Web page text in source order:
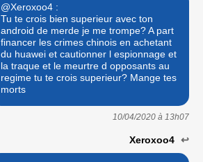
@Xeroxoo4 :
Tu te crois bien superieur avec ton
android de merde je me trompe? A part
financer les crimes chinois en achetant
du huawei et cautionner l espionnage et
la traque et le meurtre d opposants au
regime tu te crois superieur? Mange tes
morts
10/04/2020 à 13h07
Xeroxoo4 ↩